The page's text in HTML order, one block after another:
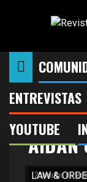
ENTREVISTAS
YOUTUBE
LA LEY
AIDAN
2 minutos de
LAW &